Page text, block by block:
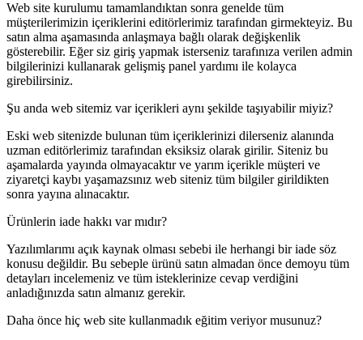
Web site kurulumu tamamlandıktan sonra genelde tüm
müşterilerimizin içeriklerini editörlerimiz tarafından girmekteyiz. Bu
satın alma aşamasında anlaşmaya bağlı olarak değişkenlik
gösterebilir. Eğer siz giriş yapmak isterseniz tarafınıza verilen admin
bilgilerinizi kullanarak gelişmiş panel yardımı ile kolayca
girebilirsiniz.
Şu anda web sitemiz var içerikleri aynı şekilde taşıyabilir miyiz?
Eski web sitenizde bulunan tüm içeriklerinizi dilerseniz alanında
uzman editörlerimiz tarafından eksiksiz olarak girilir. Siteniz bu
aşamalarda yayında olmayacaktır ve yarım içerikle müşteri ve
ziyaretçi kaybı yaşamazsınız web siteniz tüm bilgiler girildikten
sonra yayına alınacaktır.
Ürünlerin iade hakkı var mıdır?
Yazılımlarımı açık kaynak olması sebebi ile herhangi bir iade söz
konusu değildir. Bu sebeple ürünü satın almadan önce demoyu tüm
detayları incelemeniz ve tüm isteklerinize cevap verdiğini
anladığınızda satın almanız gerekir.
Daha önce hiç web site kullanmadık eğitim veriyor musunuz?